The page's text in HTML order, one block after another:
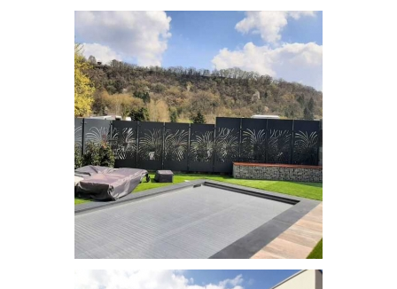
Bacs à fleurs
Brise-vue découpe laser